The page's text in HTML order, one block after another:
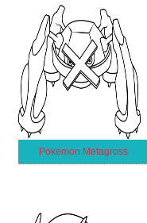
Pokemon Metagross